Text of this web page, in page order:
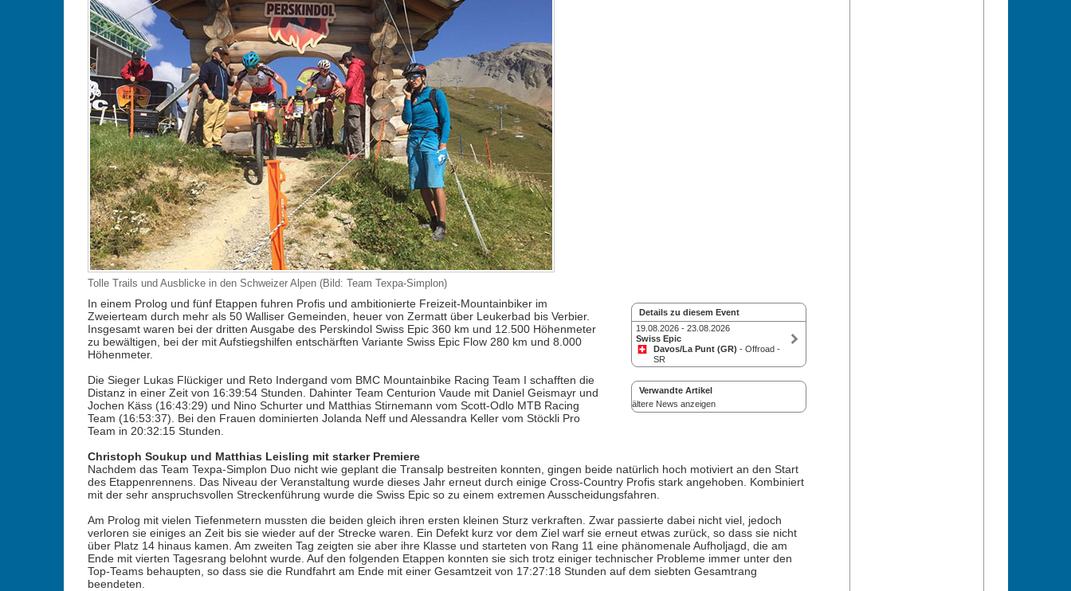
Tolle Trails und Ausblicke in den Schweizer Alpen (Bild: Team Texpa-Simplon)
Details zu diesem Event
19.08.2026 - 23.08.2026
Swiss Epic
Davos/La Punt (GR) - Offroad -
SR
Verwandte Artikel
ältere News anzeigen
In einem Prolog und fünf Etappen fuhren Profis und ambitionierte Freizeit-Mountainbiker im
Zweierteam durch mehr als 50 Walliser Gemeinden, heuer von Zermatt über Leukerbad bis Verbier.
Insgesamt waren bei der dritten Ausgabe des Perskindol Swiss Epic 360 km und 12.500 Höhenmeter
zu bewältigen, bei der mit Aufstiegshilfen entschärften Variante Swiss Epic Flow 280 km und 8.000
Höhenmeter.
Die Sieger Lukas Flückiger und Reto Indergand vom BMC Mountainbike Racing Team I schafften die
Distanz in einer Zeit von 16:39:54 Stunden. Dahinter Team Centurion Vaude mit Daniel Geismayr und
Jochen Käss (16:43:29) und Nino Schurter und Matthias Stirnemann vom Scott-Odlo MTB Racing
Team (16:53:37). Bei den Frauen dominierten Jolanda Neff und Alessandra Keller vom Stöckli Pro
Team in 20:32:15 Stunden.
Christoph Soukup und Matthias Leisling mit starker Premiere
Nachdem das Team Texpa-Simplon Duo nicht wie geplant die Transalp bestreiten konnten, gingen beide natürlich hoch motiviert an den Start
des Etappenrennens. Das Niveau der Veranstaltung wurde dieses Jahr erneut durch einige Cross-Country Profis stark angehoben. Kombiniert
mit der sehr anspruchsvollen Streckenführung wurde die Swiss Epic so zu einem extremen Ausscheidungsfahren.
Am Prolog mit vielen Tiefenmetern mussten die beiden gleich ihren ersten kleinen Sturz verkraften. Zwar passierte dabei nicht viel, jedoch
verloren sie einiges an Zeit bis sie wieder auf der Strecke waren. Ein Defekt kurz vor dem Ziel warf sie erneut etwas zurück, so dass sie nicht
über Platz 14 hinaus kamen. Am zweiten Tag zeigten sie aber ihre Klasse und starteten von Rang 11 eine phänomenale Aufholjagd, die am
Ende mit vierten Tagesrang belohnt wurde. Auf den folgenden Etappen konnten sie sich trotz einiger technischer Probleme immer unter den
Top-Teams behaupten, so dass sie die Rundfahrt am Ende mit einer Gesamtzeit von 17:27:18 Stunden auf dem siebten Gesamtrang
beendeten.